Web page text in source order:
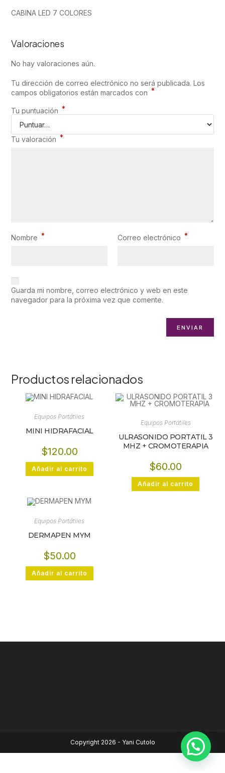
CABINA LED 7 COLORES
Valoraciones
No hay valoraciones aún.
Tu dirección de correo electrónico no será publicada. Los
campos obligatorios están marcados con *
Tu puntuación *
Tu valoración *
Nombre * Correo electrónico *
Guarda mi nombre, correo electrónico y web en este
navegador para la próxima vez que comente.
Productos relacionados
Equipos Portátiles
MINI HIDRAFACIAL
$120.00
Añadir al carrito
Equipos Portátiles
ULRASONIDO PORTATIL 3
MHZ + CROMOTERAPIA
$60.00
Añadir al carrito
Equipos Portátiles
DERMAPEN MYM
$50.00
Añadir al carrito
Copyright 2026 - Yani Cutolo